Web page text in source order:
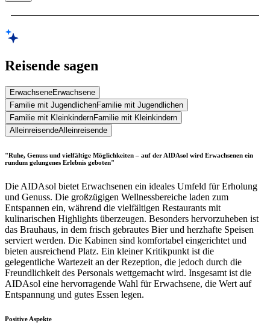
Reisende sagen
ErwachseneErwachsene
Familie mit JugendlichenFamilie mit Jugendlichen
Familie mit KleinkindernFamilie mit Kleinkindern
AlleinreisendeAlleinreisende
"Ruhe, Genuss und vielfältige Möglichkeiten – auf der AIDAsol wird Erwachsenen ein
rundum gelungenes Erlebnis geboten"
Die AIDAsol bietet Erwachsenen ein ideales Umfeld für Erholung
und Genuss. Die großzügigen Wellnessbereiche laden zum
Entspannen ein, während die vielfältigen Restaurants mit
kulinarischen Highlights überzeugen. Besonders hervorzuheben ist
das Brauhaus, in dem frisch gebrautes Bier und herzhafte Speisen
serviert werden. Die Kabinen sind komfortabel eingerichtet und
bieten ausreichend Platz. Ein kleiner Kritikpunkt ist die
gelegentliche Wartezeit an der Rezeption, die jedoch durch die
Freundlichkeit des Personals wettgemacht wird. Insgesamt ist die
AIDAsol eine hervorragende Wahl für Erwachsene, die Wert auf
Entspannung und gutes Essen legen.
Positive Aspekte